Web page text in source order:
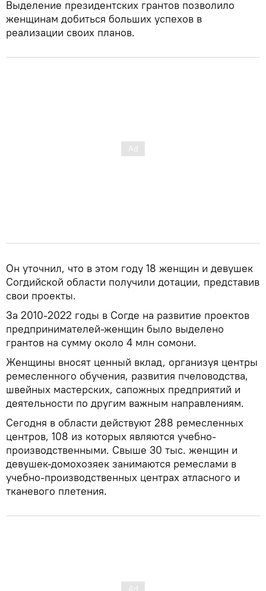
Выделение президентских грантов позволило
женщинам добиться больших успехов в
реализации своих планов.
Он уточнил, что в этом году 18 женщин и девушек
Согдийской области получили дотации, представив
свои проекты.
За 2010-2022 годы в Согде на развитие проектов
предпринимателей-женщин было выделено
грантов на сумму около 4 млн сомони.
Женщины вносят ценный вклад, организуя центры
ремесленного обучения, развития пчеловодства,
швейных мастерских, сапожных предприятий и
деятельности по другим важным направлениям.
Сегодня в области действуют 288 ремесленных
центров, 108 из которых являются учебно-
производственными. Свыше 30 тыс. женщин и
девушек-домохозяек занимаются ремеслами в
учебно-производственных центрах атласного и
тканевого плетения.